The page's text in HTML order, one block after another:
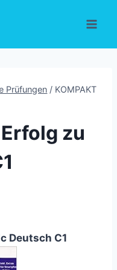
Prüfungen / KOMPAKT
zu
Deutsch C1